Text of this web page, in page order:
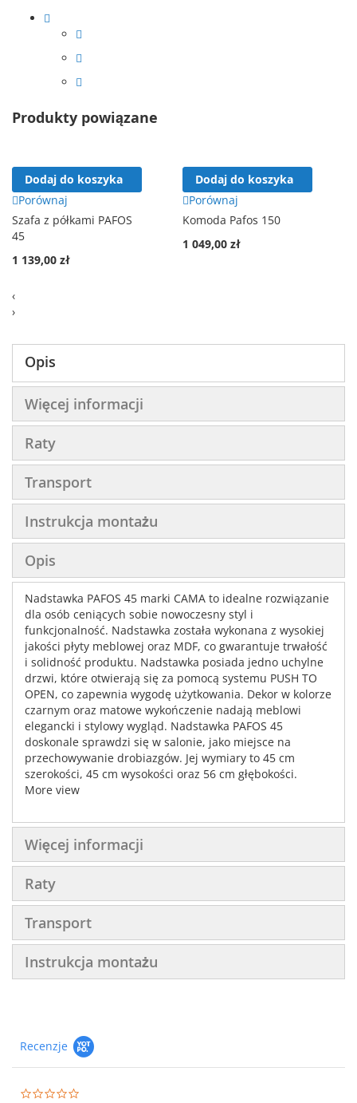
Produkty powiązane
Dodaj do koszyka
Porównaj
Szafa z półkami PAFOS
45
1 139,00 zł
Dodaj do koszyka
Porównaj
Komoda Pafos 150
1 049,00 zł
‹
›
Opis
Więcej informacji
Raty
Transport
Instrukcja montażu
Opis
Nadstawka PAFOS 45 marki CAMA to idealne rozwiązanie
dla osób ceniących sobie nowoczesny styl i
funkcjonalność. Nadstawka została wykonana z wysokiej
jakości płyty meblowej oraz MDF, co gwarantuje trwałość
i solidność produktu. Nadstawka posiada jedno uchylne
drzwi, które otwierają się za pomocą systemu PUSH TO
OPEN, co zapewnia wygodę użytkowania. Dekor w kolorze
czarnym oraz matowe wykończenie nadają meblowi
elegancki i stylowy wygląd. Nadstawka PAFOS 45
doskonale sprawdzi się w salonie, jako miejsce na
przechowywanie drobiazgów. Jej wymiary to 45 cm
szerokości, 45 cm wysokości oraz 56 cm głębokości.
More view
Więcej informacji
Raty
Transport
Instrukcja montażu
Recenzje